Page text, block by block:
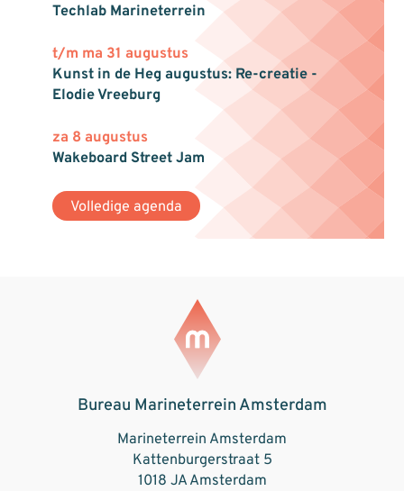
Techlab Marineterrein
t/m ma 31 augustus
Kunst in de Heg augustus: Re-creatie -
Elodie Vreeburg
za 8 augustus
Wakeboard Street Jam
Volledige agenda
Bureau Marineterrein Amsterdam
Marineterrein Amsterdam
Kattenburgerstraat 5
1018 JA Amsterdam